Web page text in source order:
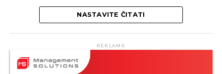
Titulu Evropskog grada vina Dionisio dodjeljuje
Evropska mreža vinskih gradova RECEVIN s ciljem
Mostara.
NASTAVITE ČITATI
REKLAMA